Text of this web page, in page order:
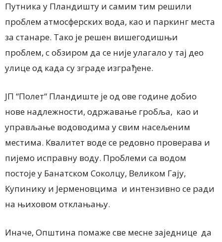
Путника у Пландишту и самим тим решили
проблем атмосферских вода, као и паркинг места
за станаре. Тако је решен вишегодишњи
проблем, с обзиром да се није улагало у тај део
улице од када су зграде изграђене.
ЈП “Полет“ Пландиште је од ове године добио
нове надлежности, одржавање гробља, као и
управљање водоводима у свим насељеним
местима. Квалитет воде се редовно проверава и
пијемо исправну воду. Проблеми са водом
постоје у Банатском Соколцу, Великом Гају,
Купинику и Јерменовцима и интензивно се ради
на њиховом отклањању.
Иначе, Општина помаже све месне заједнице да